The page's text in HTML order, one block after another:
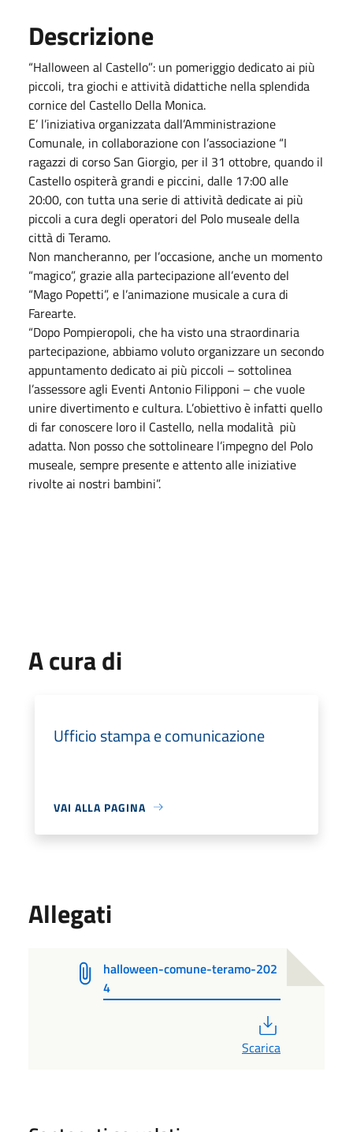
Descrizione
“Halloween al Castello”: un pomeriggio dedicato ai più
piccoli, tra giochi e attività didattiche nella splendida
cornice del Castello Della Monica.
E’ l’iniziativa organizzata dall’Amministrazione
Comunale, in collaborazione con l’associazione “I
ragazzi di corso San Giorgio, per il 31 ottobre, quando il
Castello ospiterà grandi e piccini, dalle 17:00 alle
20:00, con tutta una serie di attività dedicate ai più
piccoli a cura degli operatori del Polo museale della
città di Teramo.
Non mancheranno, per l’occasione, anche un momento
“magico”, grazie alla partecipazione all’evento del
“Mago Popetti”, e l’animazione musicale a cura di
Farearte.
“Dopo Pompieropoli, che ha visto una straordinaria
partecipazione, abbiamo voluto organizzare un secondo
appuntamento dedicato ai più piccoli – sottolinea
l’assessore agli Eventi Antonio Filipponi – che vuole
unire divertimento e cultura. L’obiettivo è infatti quello
di far conoscere loro il Castello, nella modalità più
adatta. Non posso che sottolineare l’impegno del Polo
museale, sempre presente e attento alle iniziative
rivolte ai nostri bambini”.
A cura di
Ufficio stampa e comunicazione
VAI ALLA PAGINA
Allegati
halloween-comune-teramo-202
4
Scarica